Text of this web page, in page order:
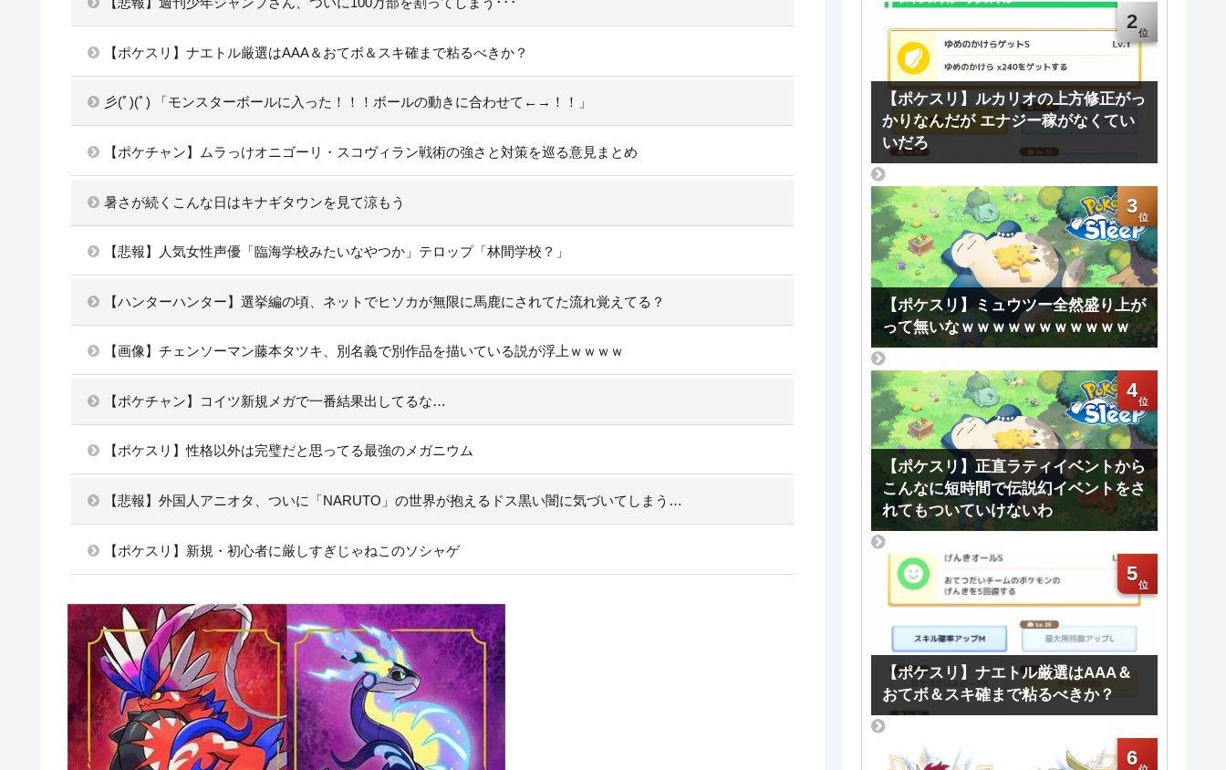
【ポケスリ】ナエトル厳選はAAA＆おてボ＆スキ確まで粘るべきか？
彡(ﾟ)(ﾟ) 「モンスターボールに入った！！！ボールの動きに合わせて←→！！」
【ポケチャン】ムラっけオニゴーリ・スコヴィラン戦術の強さと対策を巡る意見まとめ
暑さが続くこんな日はキナギタウンを見て涼もう
【悲報】人気女性声優「臨海学校みたいなやつか」テロップ「林間学校？」
【ハンターハンター】選挙編の頃、ネットでヒソカが無限に馬鹿にされてた流れ覚えてる？
【画像】チェンソーマン藤本タツキ、別名義で別作品を描いている説が浮上ｗｗｗｗ
【ポケチャン】コイツ新規メガで一番結果出してるな…
【ポケスリ】性格以外は完璧だと思ってる最強のメガニウム
【悲報】外国人アニオタ、ついに「NARUTO」の世界が抱えるドス黒い闇に気づいてしまう…
【ポケスリ】新規・初心者に厳しすぎじゃねこのソシャゲ
2
【ポケスリ】ルカリオの上方修正がっ
かりなんだが エナジー稼がなくてい
いだろ
3
【ポケスリ】ミュウツー全然盛り上が
って無いなｗｗｗｗｗｗｗｗｗｗｗ
4
【ポケスリ】正直ラティイベントから
こんなに短時間で伝説幻イベントをさ
れてもついていけないわ
5
【ポケスリ】ナエトル厳選はAAA＆
おてボ＆スキ確まで粘るべきか？
6